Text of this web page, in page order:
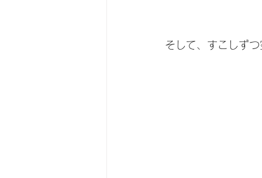
そして、すこしず